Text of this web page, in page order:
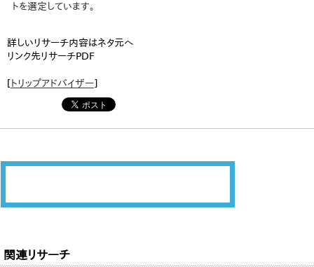
トを選定しています。
詳しいリサーチ内容はネタ元へ
リンク先リサーチPDF
[トリップアドバイザー]
関連リサーチ